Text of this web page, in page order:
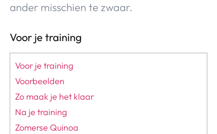
ander misschien te zwaar.
Voor je training
Voor je training
Voorbeelden
Zo maak je het klaar
Na je training
Zomerse Quinoa